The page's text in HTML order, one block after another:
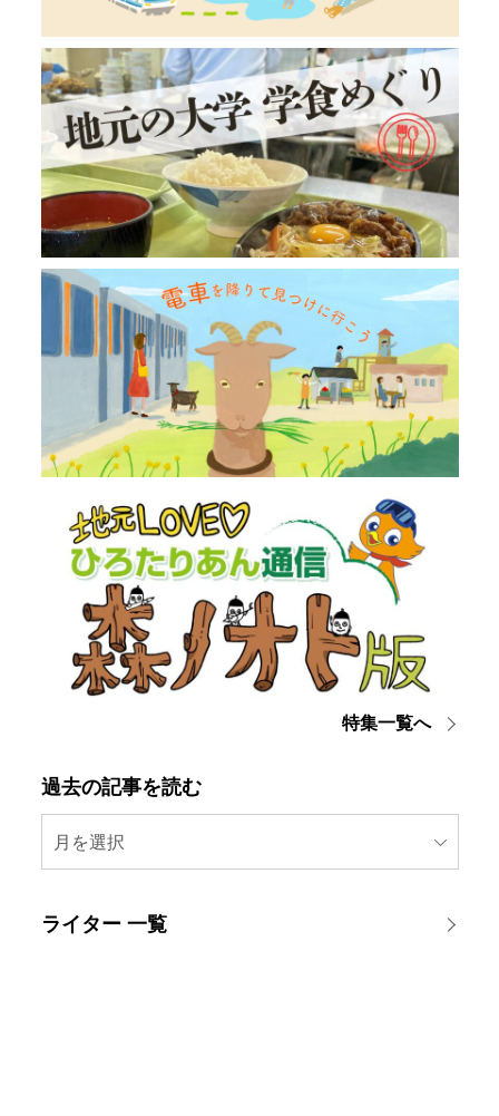
特集一覧へ
過去の記事を読む
月を選択
ライター 一覧